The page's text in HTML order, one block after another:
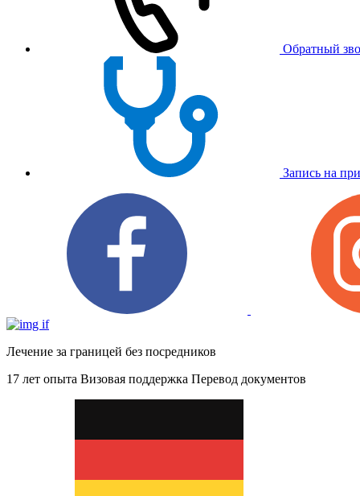
Обратный
Запись на
Лечение за границей без посредников
17 лет опыта Визовая поддержка Перевод документов